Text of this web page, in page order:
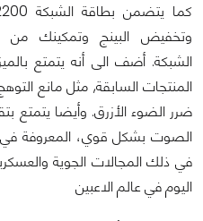
وتخفيض البينج وتمكينك من
الشبكة. أضف الى أنه يتمتع
المنتجات السابقة, مثل مانع
الصوت بشكل قوي، المعروفة في
في ذلك المجالات الجوية
اليوم في عالم الاعبين